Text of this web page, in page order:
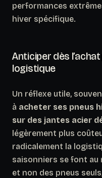
performances
hiver spécifique.
Anticiper dès
logistique
Un réflexe utile,
à acheter ses pneus
sur des jantes acier
légèrement plus
radicalement la
saisonniers se font au
et non des pneus